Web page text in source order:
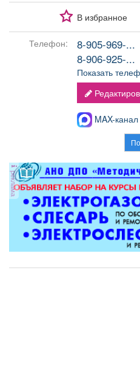
В избранное
Телефон:
8-905-969-...
8-906-925-...
Показать
MAX-
реклама